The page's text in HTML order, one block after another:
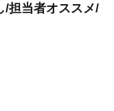
/担当者オススメ/